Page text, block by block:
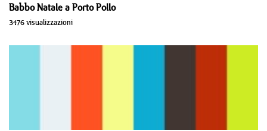
Babbo Natale a Porto Pollo
3476 visualizzazioni